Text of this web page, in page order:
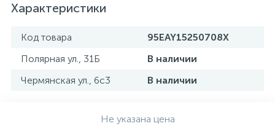
Характеристики
Код товара
95EAY15250708X
Полярная ул., 31Б
В наличии
Чермянская ул., 6с3
В наличии
Не указана цена